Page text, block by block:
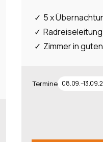
5 x
Radreiseleitung
Zimmer in
Termine